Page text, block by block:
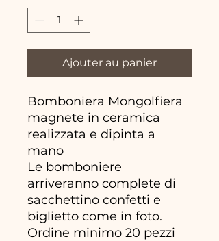
Ajouter au panier
Bomboniera Mongolfiera
magnete in ceramica
realizzata e dipinta a
mano
Le bomboniere
arriveranno complete di
sacchettino confetti e
biglietto come in foto.
Ordine minimo 20 pezzi